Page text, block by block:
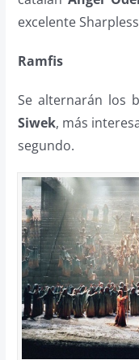
excelente
Ramfis
Se alternarán los
Siwek, más
segundo.